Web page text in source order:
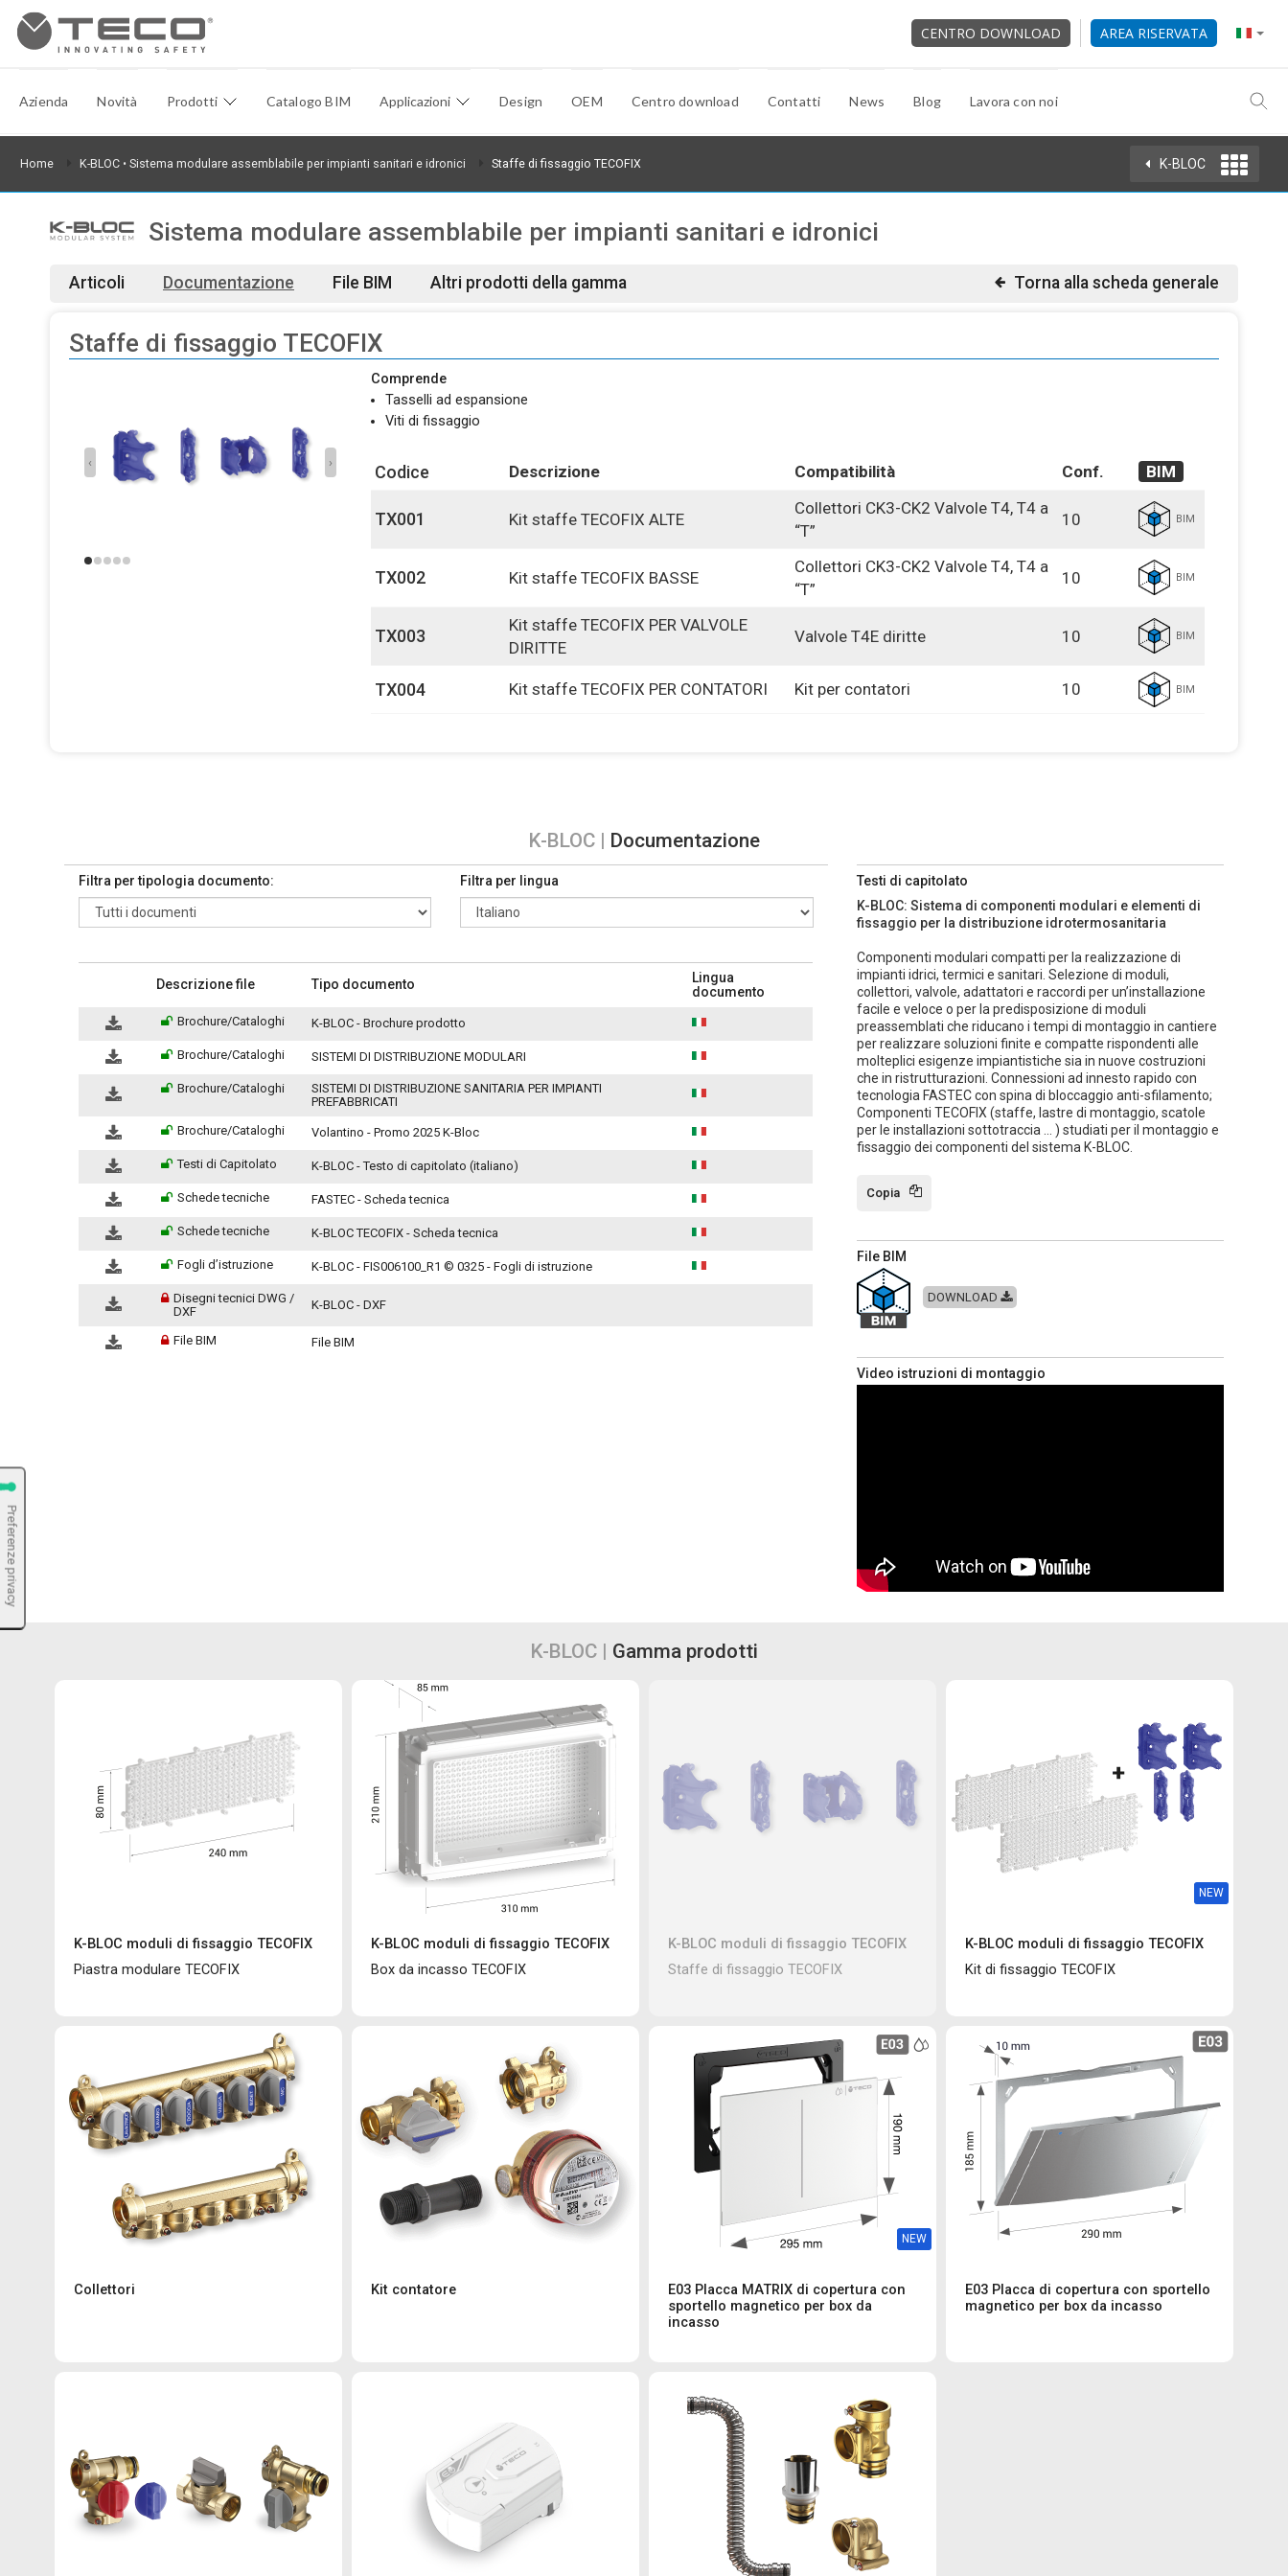
CENTRO DOWNLOAD AREA RISERVATA
Azienda Novità Prodotti Catalogo BIM Applicazioni Design OEM Centro download Contatti News Blog Lavora con noi
Home K-BLOC • Sistema modulare assemblabile per impianti sanitari e idronici Staffe di fissaggio TECOFIX K-BLOC
Sistema modulare assemblabile per impianti sanitari e idronici
Articoli Documentazione File BIM Altri prodotti della gamma Torna alla scheda generale
Staffe di fissaggio TECOFIX
‹ ›
Comprende
Tasselli ad espansione
Viti di fissaggio
Codice Descrizione Compatibilità Conf. BIM
TX001 Kit staffe TECOFIX ALTE
Collettori CK3-CK2 Valvole T4, T4 a
“T”
10 BIM
TX002 Kit staffe TECOFIX BASSE
Collettori CK3-CK2 Valvole T4, T4 a
“T”
10 BIM
TX003
Kit staffe TECOFIX PER VALVOLE
DIRITTE
Valvole T4E diritte 10 BIM
TX004 Kit staffe TECOFIX PER CONTATORI Kit per contatori 10 BIM
K-BLOC | Documentazione
Filtra per tipologia documento: Filtra per lingua
Descrizione file Tipo documento
Lingua
documento
Brochure/Cataloghi K-BLOC - Brochure prodotto
Brochure/Cataloghi SISTEMI DI DISTRIBUZIONE MODULARI
Brochure/Cataloghi
SISTEMI DI DISTRIBUZIONE SANITARIA PER IMPIANTI
PREFABBRICATI
Brochure/Cataloghi
Volantino - Promo 2025 K-Bloc
Testi di Capitolato K-BLOC - Testo di capitolato (italiano)
Schede tecniche FASTEC - Scheda tecnica
Schede tecniche K-BLOC TECOFIX - Scheda tecnica
Fogli d’istruzione K-BLOC - FIS006100_R1 © 0325 - Fogli di istruzione
Disegni tecnici DWG /
DXF
K-BLOC - DXF
File BIM File BIM
Testi di capitolato
K-BLOC: Sistema di componenti modulari e elementi di
fissaggio per la distribuzione idrotermosanitaria
Componenti modulari compatti per la realizzazione di
impianti idrici, termici e sanitari. Selezione di moduli,
collettori, valvole, adattatori e raccordi per un’installazione
facile e veloce o per la predisposizione di moduli
preassemblati che riducano i tempi di montaggio in cantiere
per realizzare soluzioni finite e compatte rispondenti alle
molteplici esigenze impiantistiche sia in nuove costruzioni
che in ristrutturazioni. Connessioni ad innesto rapido con
tecnologia FASTEC con spina di bloccaggio anti-sfilamento;
Componenti TECOFIX (staffe, lastre di montaggio, scatole
per le installazioni sottotraccia … ) studiati per il montaggio e
fissaggio dei componenti del sistema K-BLOC.
Copia
File BIM
DOWNLOAD
Video istruzioni di montaggio
K-BLOC | Gamma prodotti
K-BLOC moduli di fissaggio TECOFIX
Piastra modulare TECOFIX
K-BLOC moduli di fissaggio TECOFIX
Box da incasso TECOFIX
K-BLOC moduli di fissaggio TECOFIX
Staffe di fissaggio TECOFIX
NEW
K-BLOC moduli di fissaggio TECOFIX
Kit di fissaggio TECOFIX
Collettori Kit contatore
NEW
E03 Placca MATRIX di copertura con
sportello magnetico per box da
incasso
E03 Placca di copertura con sportello
magnetico per box da incasso